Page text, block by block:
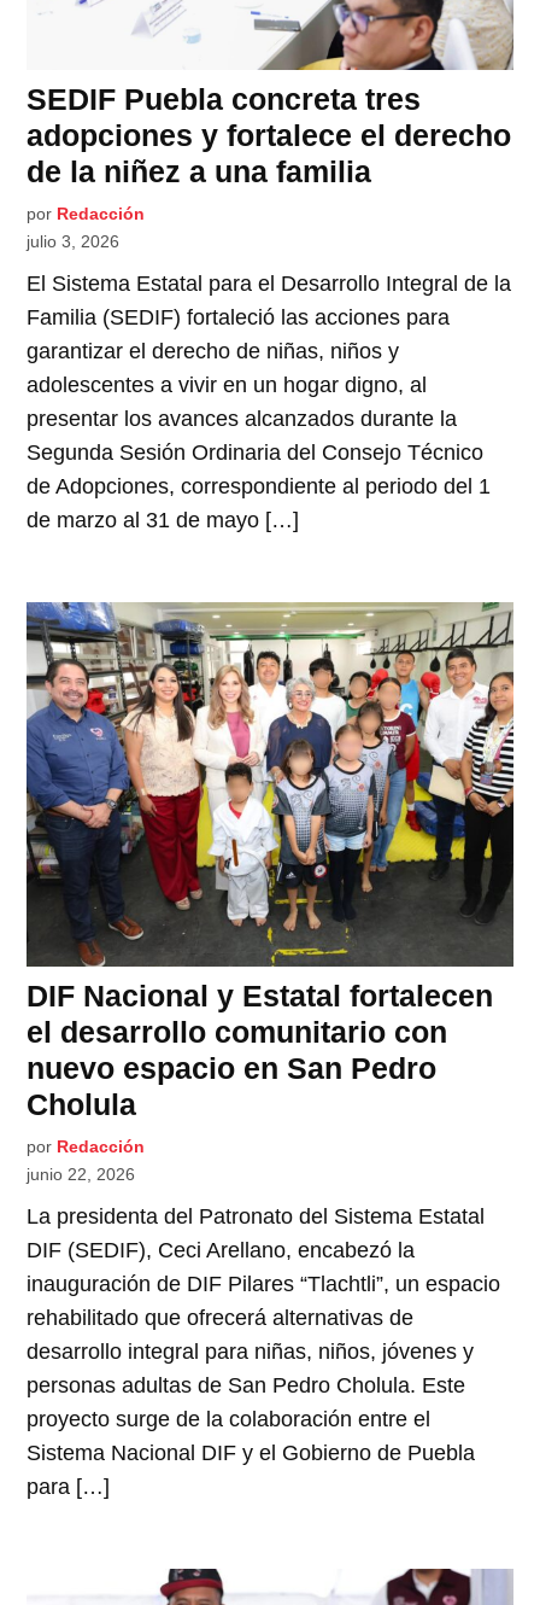
SEDIF Puebla concreta tres
adopciones y fortalece el derecho
de la niñez a una familia
por Redacción
julio 3, 2026
El Sistema Estatal para el Desarrollo Integral de la
Familia (SEDIF) fortaleció las acciones para
garantizar el derecho de niñas, niños y
adolescentes a vivir en un hogar digno, al
presentar los avances alcanzados durante la
Segunda Sesión Ordinaria del Consejo Técnico
de Adopciones, correspondiente al periodo del 1
de marzo al 31 de mayo […]
DIF Nacional y Estatal fortalecen
el desarrollo comunitario con
nuevo espacio en San Pedro
Cholula
por Redacción
junio 22, 2026
La presidenta del Patronato del Sistema Estatal
DIF (SEDIF), Ceci Arellano, encabezó la
inauguración de DIF Pilares “Tlachtli”, un espacio
rehabilitado que ofrecerá alternativas de
desarrollo integral para niñas, niños, jóvenes y
personas adultas de San Pedro Cholula. Este
proyecto surge de la colaboración entre el
Sistema Nacional DIF y el Gobierno de Puebla
para […]